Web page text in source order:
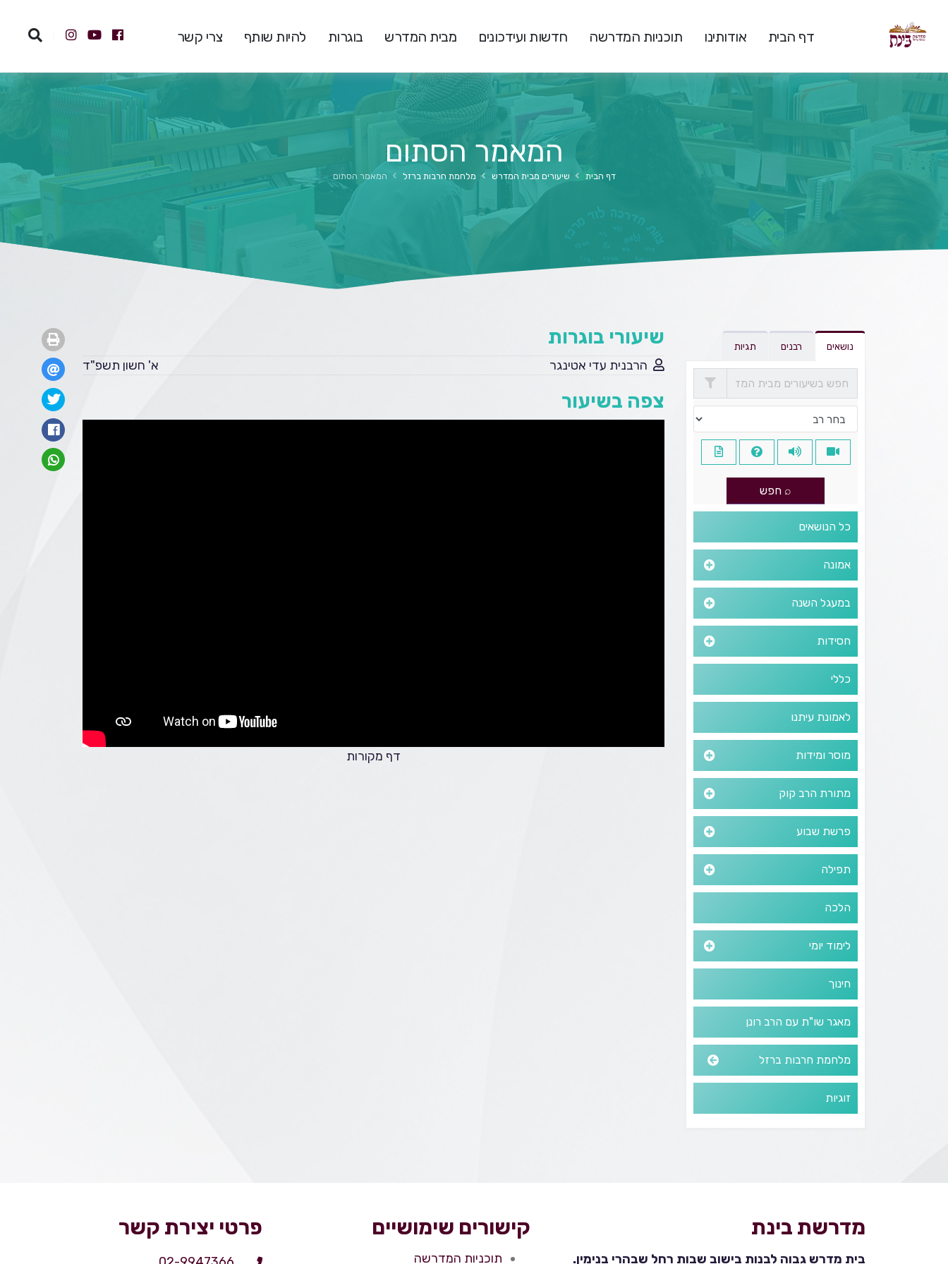
דף הבית אודותינו תוכניות המדרשה חדשות ועידכונים מבית המדרש בוגרות להיות שותף צרי קשר
המאמר הסתום
דף הבית שיעורים מבית המדרש מלחמת חרבות ברזל המאמר הסתום
נושאים רבנים תגיות
כל הנושאים
אמונה
במעגל השנה
חסידות
כללי
לאמונת עיתנו
מוסר ומידות
מתורת הרב קוק
פרשת שבוע
תפילה
הלכה
לימוד יומי
חינוך
מאגר שו"ת עם הרב רונן
מלחמת חרבות ברזל
זוגיות
שיעורי בוגרות
הרבנית עדי אטינגר א' חשון תשפ"ד
צפה בשיעור
דף מקורות
מדרשת בינת
בית מדרש גבוה לבנות בישוב שבות רחל שבהרי בנימין.
קישורים שימושיים
תוכניות המדרשה
פרטי יצירת קשר